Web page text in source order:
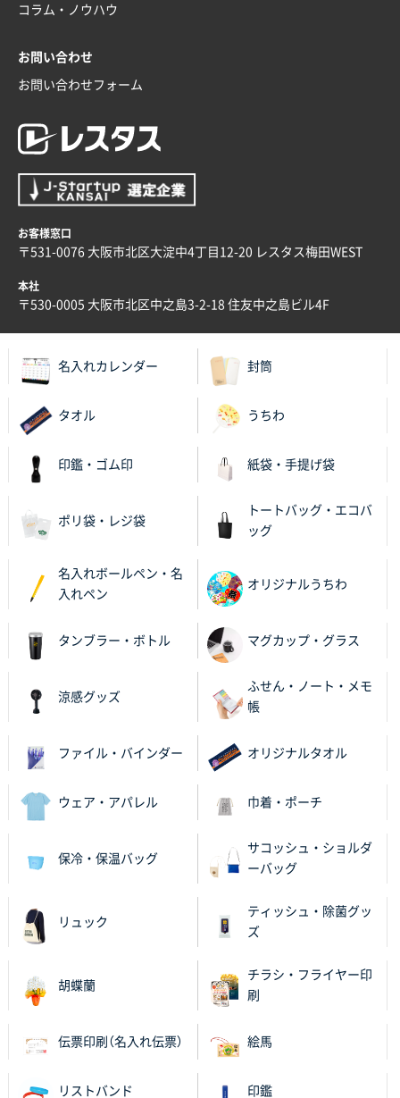
青森県K社様
2025年12月24日 13:22
ワンポイント箔押し紙袋 M横サイズ(A4対応)
2025年12月22日 03:31
価格と納期が希望に合ったから
神奈川県S社様
2025年12月16日 10:39
富山県O社様
uni ジェットストリーム 07
2025年12月09日 14:04
ラミネート紙袋 規格L4サイズ(B4対応)
1000枚
2025年12月04日 17:34
兵庫県のお客様
100枚
大阪府E社様
ECOワンポイントポリ袋 A4サイズ（白）
他部署のスタッフからの指示
兵庫県S社様
以前発注しているので、データが残っている点が良か
茨城県G社様
2025年11月21日 16:39
コラム・ノウハウ
お問い合わせ
お問い合わせフォーム
お客様窓口
〒531-0076 大阪市北区大淀中4丁目12-20 レスタス梅田WEST
本社
〒530-0005 大阪市北区中之島3-2-18 住友中之島ビル4F
名入れカレンダー 封筒
タオル うちわ
印鑑・ゴム印 紙袋・手提げ袋
ポリ袋・レジ袋
トートバッグ・エコバ
ッグ
名入れボールペン・名
入れペン
オリジナルうちわ
タンブラー・ボトル マグカップ・グラス
涼感グッズ
ふせん・ノート・メモ
帳
ファイル・バインダー オリジナルタオル
ウェア・アパレル 巾着・ポーチ
保冷・保温バッグ
サコッシュ・ショルダ
ーバッグ
リュック
ティッシュ・除菌グッ
ズ
胡蝶蘭
チラシ・フライヤー印
刷
伝票印刷（名入れ伝票） 絵馬
リストバンド 印鑑